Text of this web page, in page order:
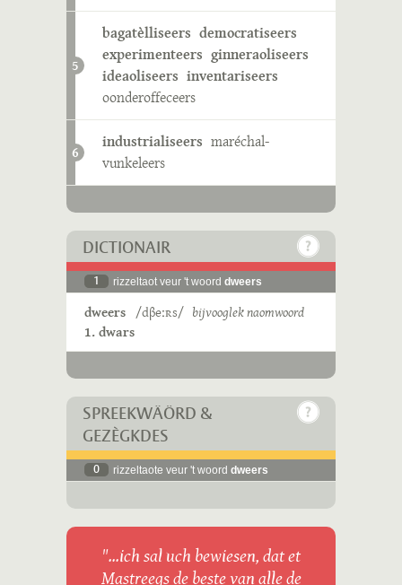
5
bagatèlliseers democratiseers
experimenteers ginneraoliseers
ideaoliseers inventariseers
oonderoffeceers
6
industrialiseers maréchal-
vunkeleers
DICTIONAIR
1 rizzeltaot veur 't woord dweers
dweers /dβeːʀs/ bijvooglek naomwoord
1. dwars
SPREEKWÄÖRD &
GEZÈGKDES
0 rizzeltaote veur 't woord dweers
"...ich sal uch bewiesen, dat et
Mastreegs de beste van alle de